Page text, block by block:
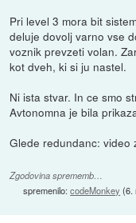
Pri level 3 mora bit
deluje dovolj varno vse
voznik prevzeti volan.
kot dveh, ki si ju nastel.
Ni ista stvar. In ce smo
Avtonomna je bila
Glede redundanc: video
Zgodovina sprememb…
spremenilo:codeMonkey (6.